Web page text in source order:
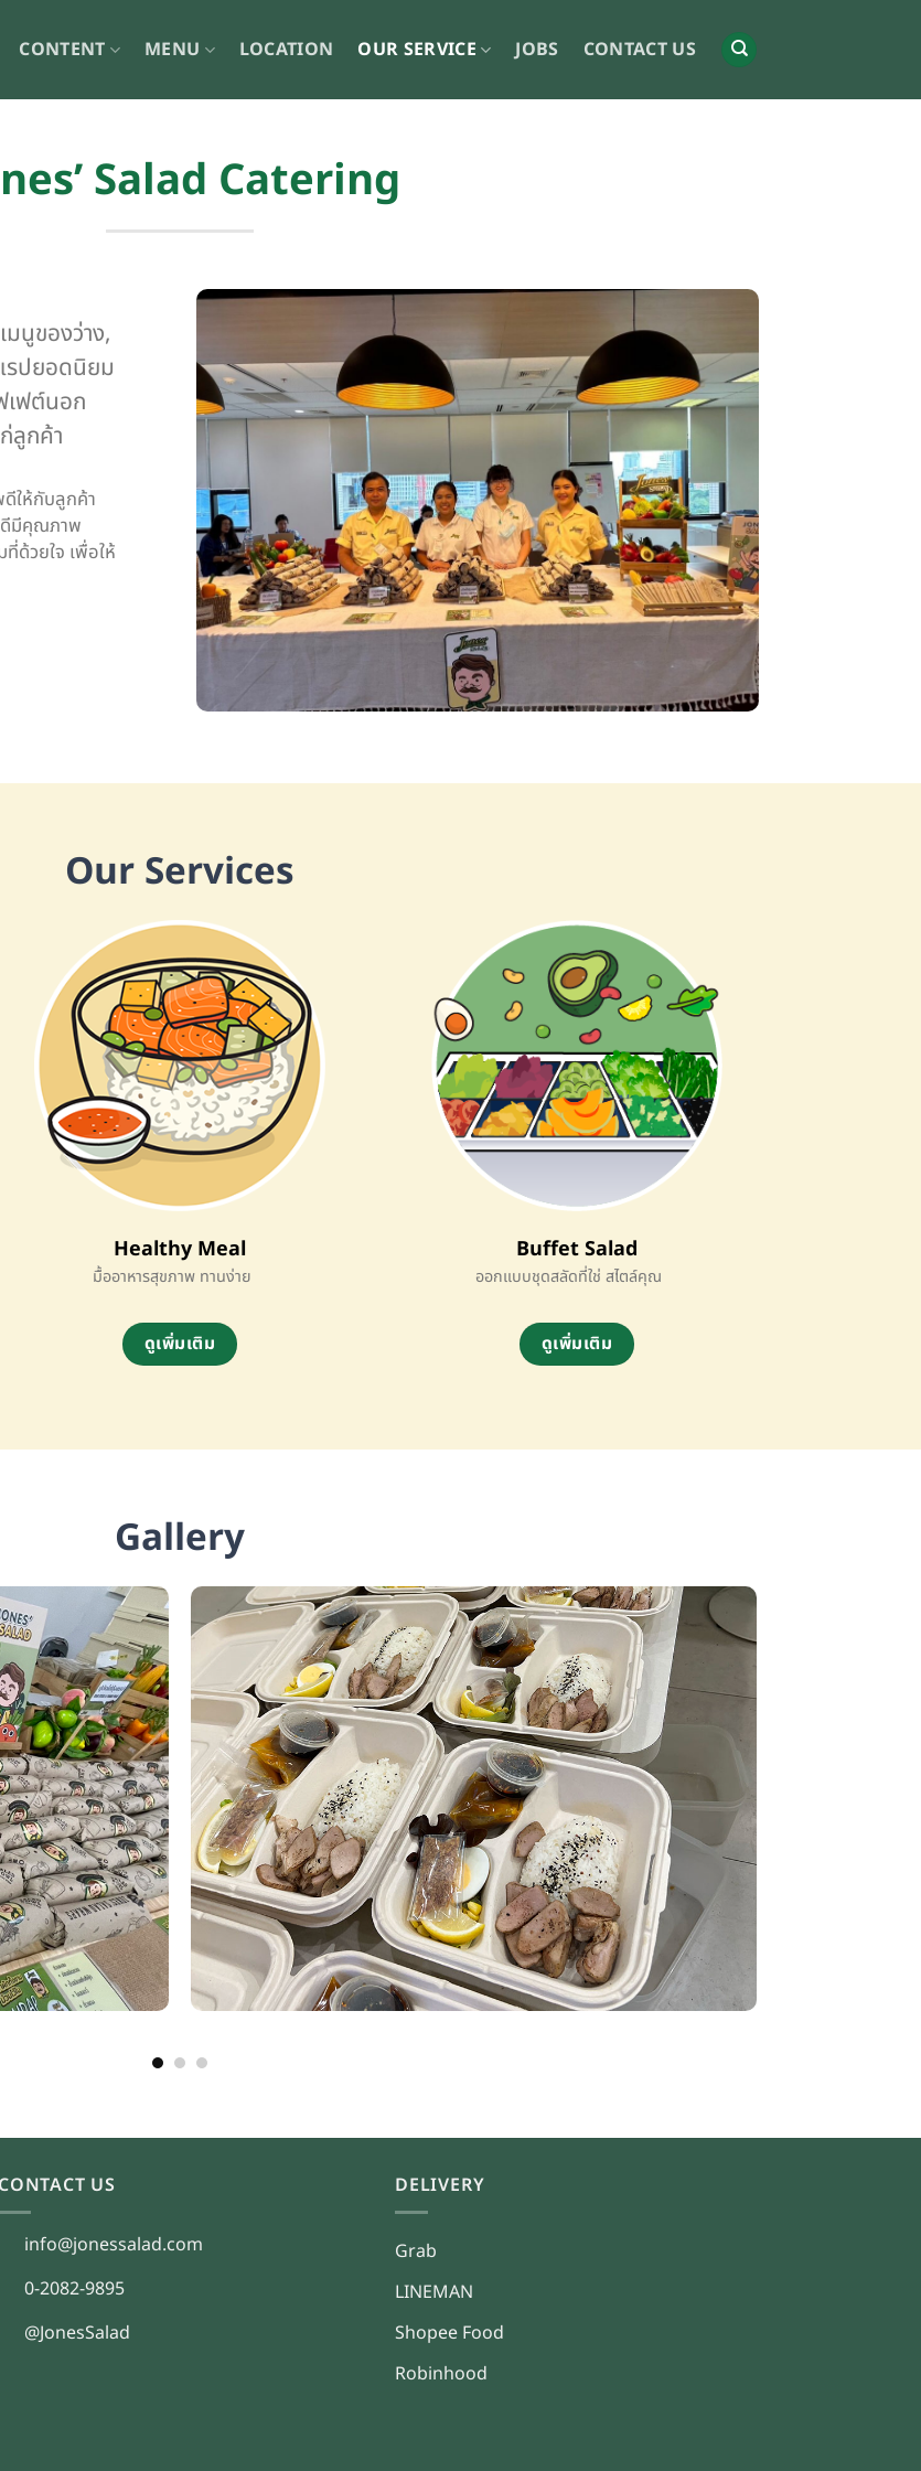
CONTENT MENU LOCATION OUR SERVICE JOBS CONTACT US
Salad Catering
มนูของว่าง,
รปยอดนิยม
เฟต์นอก
ลูกค้า
ให้กับลูกค้า
ดีมีคุณภาพ
ด้วยใจ เพื่อให้
Our Services
Healthy Meal
มื้ออาหารสุขภาพ ทานง่าย
ดูเพิ่มเติม
Buffet Salad
ออกแบบชุดสลัดที่ใช่ สไตล์คุณ
ดูเพิ่มเติม
Gallery
CONTACT US
info@jonessalad.com
0-2082-9895
@JonesSalad
DELIVERY
Grab
LINEMAN
Shopee Food
Robinhood